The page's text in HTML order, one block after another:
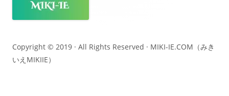
テ
ン
Copyright © 2019 · All Rights Reserved · MIKI-IE.COM（みき
いえMIKIIE）